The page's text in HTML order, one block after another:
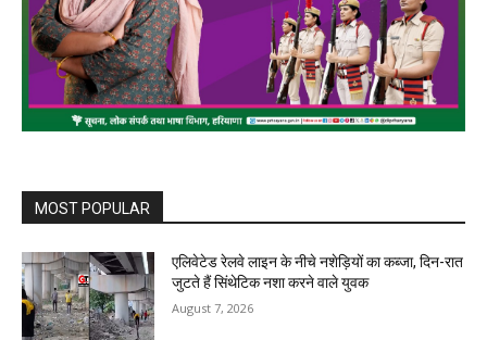
MOST POPULAR
एलिवेटेड रेलवे लाइन के नीचे नशेड़ियों का कब्जा, दिन-रात
जुटते हैं सिंथेटिक नशा करने वाले युवक
August 7, 2026